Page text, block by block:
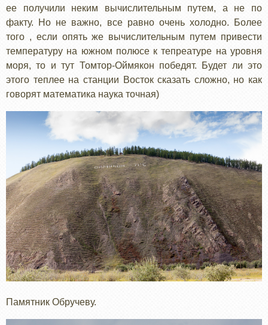
ее получили неким вычислительным путем, а не по
факту. Но не важно, все равно очень холодно. Более
того , если опять же вычислительным путем привести
температуру на южном полюсе к тепреатуре на уровня
моря, то и тут Томтор-Оймякон победят. Будет ли это
этого теплее на станции Восток сказать сложно, но как
говорят математика наука точная)
Памятник Обручеву.